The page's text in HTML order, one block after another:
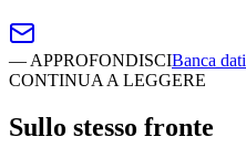
— APPROFONDISCIBanca dati
CONTINUA A LEGGERE
Sullo stesso fronte